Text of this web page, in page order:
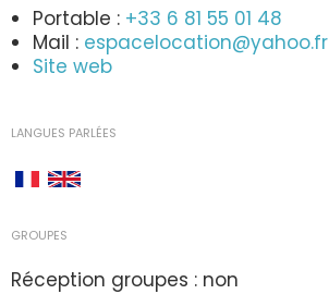
Portable : +33 6 81 55 01 48
Mail : espacelocation@yahoo.fr
Site web
LANGUES PARLÉES
GROUPES
Réception groupes : non